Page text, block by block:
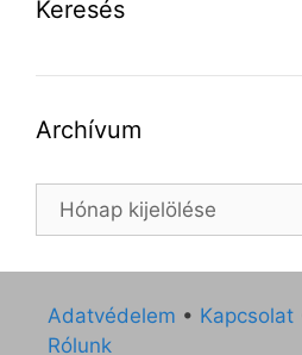
Keresés
Archívum
Archívum
Adatvédelem • Kapcsolat
Rólunk